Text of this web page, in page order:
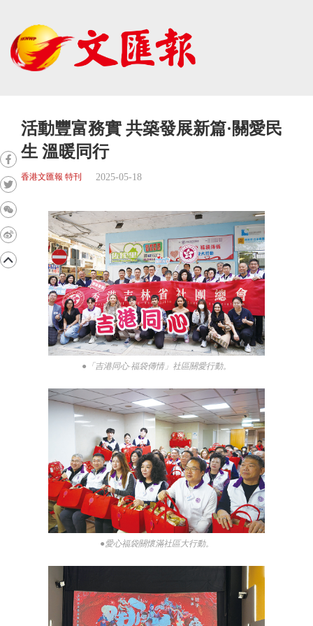
活動豐富務實 共築發展新篇·關愛民
生 溫暖同行
香港文匯報 特刊 2025-05-18
●「吉港同心·福袋傳情」社區關愛行動。
●愛心福袋關懷滿社區大行動。